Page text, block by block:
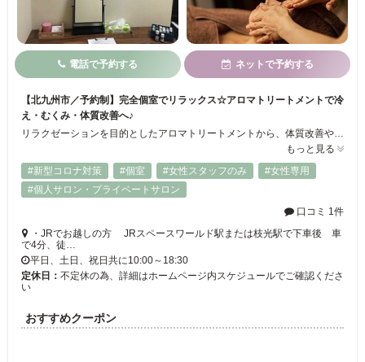
電話で予約する ネットで予約する
【北九州市／予約制】完全個室でリラックス☆アロマトリートメントで冷
え・むくみ・体質改善へ♪
もっと見る
#新型コロナ対策
#個室 #女性スタッフのみ
#女性専用
#個人サロン・プライベートサロン
口コミ 1件
・JRでお越しの方 JRスペースワールド駅または枝光駅で下車後 車
で4分、徒…
平日、土日、祝日共に10:00～18:30
定休日： 不定休の為、詳細はホームページ内スケジュールでご確認くださ
い
おすすめクーポン